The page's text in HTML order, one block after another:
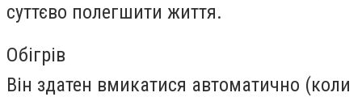
суттєво полегшити життя.
Обігрів
Він здатен вмикатися автоматично (коли